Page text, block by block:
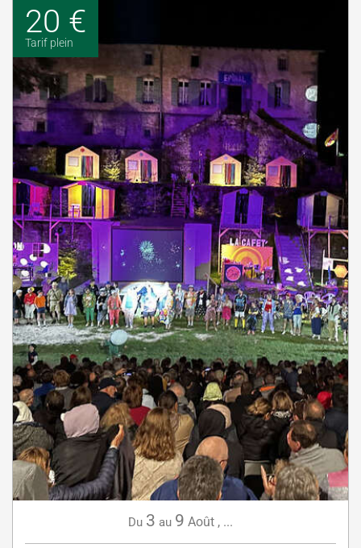
20 €
Tarif plein
Du 3 au 9 Août , ...